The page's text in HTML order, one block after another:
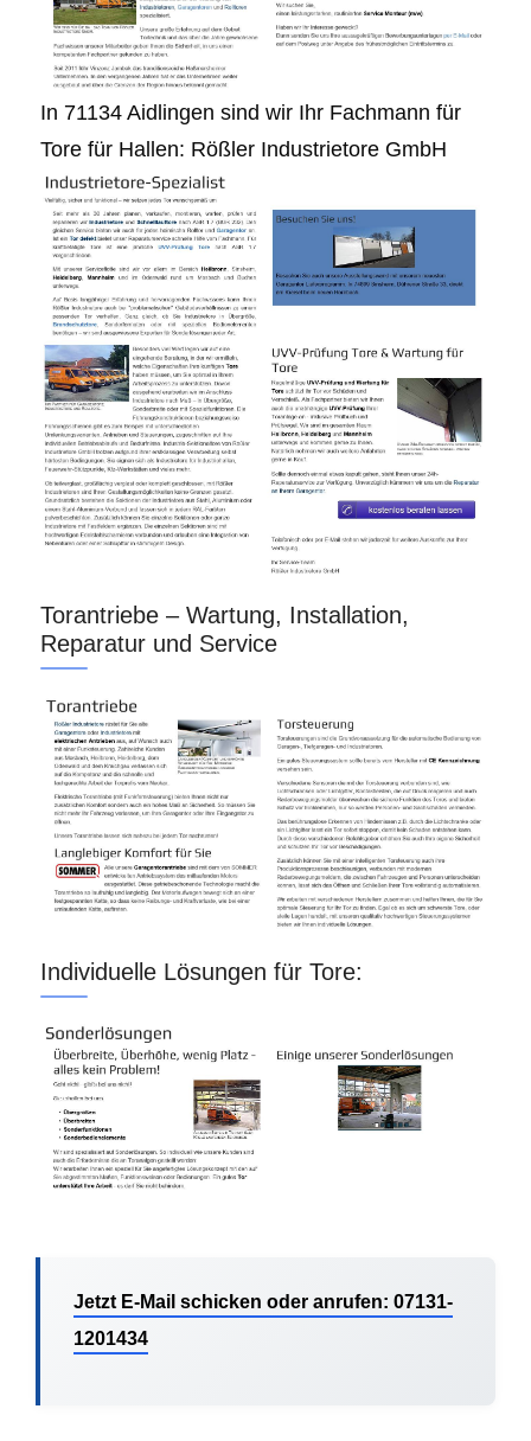
In 71134 Aidlingen sind wir Ihr Fachmann für
Tore für Hallen: Rößler Industrietore GmbH
Torantriebe – Wartung, Installation,
Reparatur und Service
Individuelle Lösungen für Tore:
Jetzt E-Mail schicken oder anrufen: 07131-
1201434